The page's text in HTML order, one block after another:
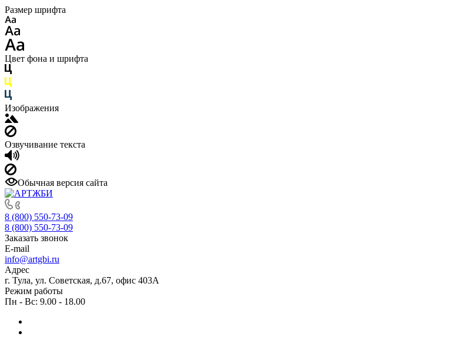
Размер шрифта
Цвет фона и шрифта
Изображения
Озвучивание текста
Обычная версия сайта
8 (800) 550-73-09
8 (800) 550-73-09
Заказать звонок
E-mail
info@artgbi.ru
Адрес
г. Тула, ул. Советская, д.67, офис 403А
Режим работы
Пн - Вс: 9.00 - 18.00